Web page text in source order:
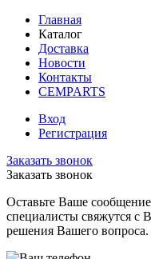
Главная
Каталог
Доставка
Новости
Контакты
CEMPARTS
Вход
Регистрация
Заказать звонок
Заказать звонок
Оставьте Ваше
специалисты свяжутся с
решения Вашего вопроса.